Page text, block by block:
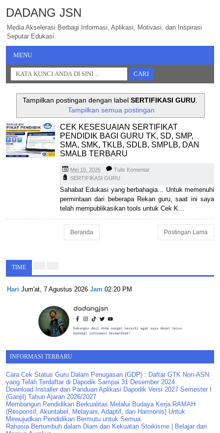
DADANG JSN
Media Akselerasi Berbagi Informasi, Aplikasi, Motivasi, dan Inspirasi
Seputar Edukasi.
MENU
Tampilkan postingan dengan label SERTIFIKASI GURU
Tampilkan semua postingan
CEK KESESUAIAN SERTIFIKAT
PENDIDIK BAGI GURU TK, SD, SMP,
SMA, SMK, TKLB, SDLB, SMPLB, DAN
SMALB TERBARU
Mei 10, 2026
Tulis Komentar
SERTIFIKASI GURU
Sahabat Edukasi yang berbahagia... Untuk memenuhi
permintaan dari beberapa Rekan guru, saat ini saya
telah mempublikasikan tools untuk Cek K...
Postingan Lama
Beranda
TIME
Hari Jum'at, 7 Agustus 2026 Jam 02:20 PM
INFORMASI TERBARU
Cara Cek Status Guru Dalam Penugasan (GDP) : Daftar GTK Non-ASN
yang Telah Terdaftar di Dapodik Sampai 31 Desember 2024
Download Installer dan Panduan Aplikasi Dapodik Versi 2027 Semester I
(Ganjil) Tahun Ajaran 2026/2027
Membangun Pendidikan Berkualitas Melalui Budaya Kerja RAMAH
(Responsif, Akuntabel, Melayani, Adaptif, dan Harmonis) Untuk
Mewujudkan Pendidikan Bermutu untuk Semua
Rahasia Bertumbuh dalam Diam dan Kekuatan Stoikisme | Belajar dari